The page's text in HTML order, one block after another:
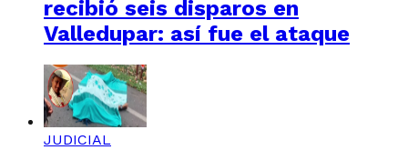
recibió seis disparos en
Valledupar: así fue el ataque
JUDICIAL